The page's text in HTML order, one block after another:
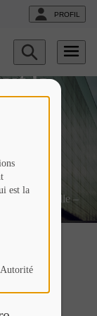
PROFIL
Afficher
le
formulaire
recherche
est la
capital
la
refait la
Lamielle –